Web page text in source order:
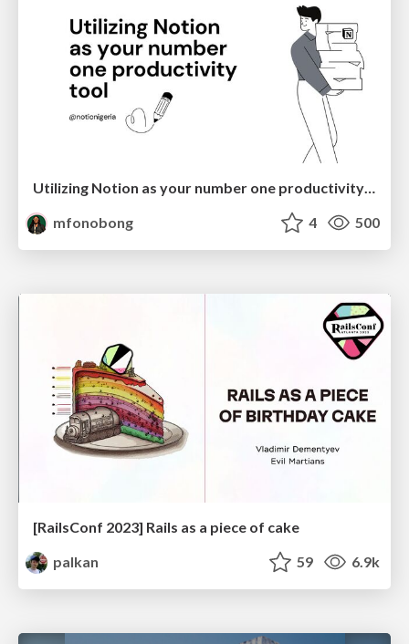
Utilizing Notion as your number one productivity tool
mfonobong
4 500
[RailsConf 2023] Rails as a piece of cake
palkan
59 6.9k